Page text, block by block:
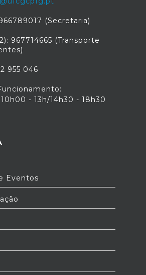
(Secretaria)
967714665 (Transporte
955 046
- 13h/14h30 - 18h30
Eventos